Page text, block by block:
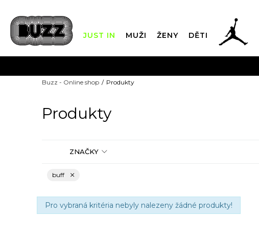
JUST IN MUŽI ŽENY DĚTI
Buzz - Online shop Produkty
Produkty
ZNAČKY
buff
Pro vybraná kritéria nebyly nalezeny žádné produkty!